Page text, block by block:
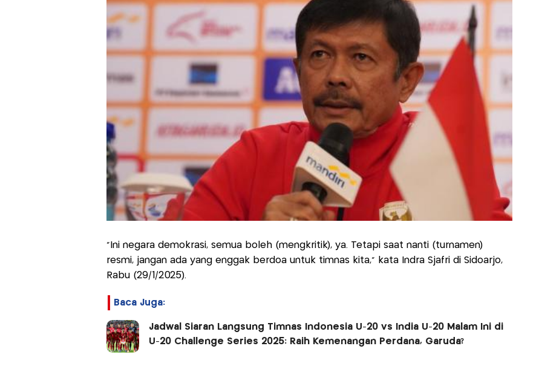
"Ini negara demokrasi, semua boleh (mengkritik), ya. Tetapi saat nanti (turnamen)
resmi, jangan ada yang enggak berdoa untuk timnas kita," kata Indra Sjafri di Sidoarjo,
Rabu (29/1/2025).
Baca Juga:
Jadwal Siaran Langsung Timnas Indonesia U-20 vs India U-20 Malam Ini di
U-20 Challenge Series 2025: Raih Kemenangan Perdana, Garuda?